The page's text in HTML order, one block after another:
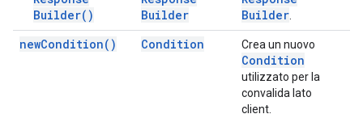
Builder( )
Builder
Builder
newCondition( ) Condition Crea un nuovo
Condition
utilizzato per la
convalida lato
client.